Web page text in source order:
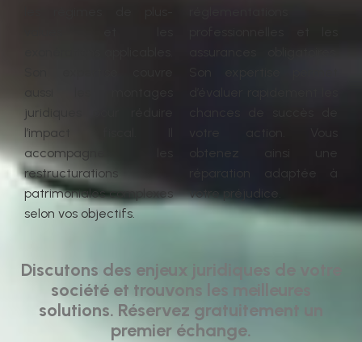
juridiques pour réduire
l’impact fiscal. Il
accompagne les
restructurations
patrimoniales complexes
selon vos objectifs.
réparation adaptée à
votre préjudice.
Discutons des enjeux juridiques de votre
société et trouvons les meilleures
solutions. Réservez gratuitement un
premier échange.